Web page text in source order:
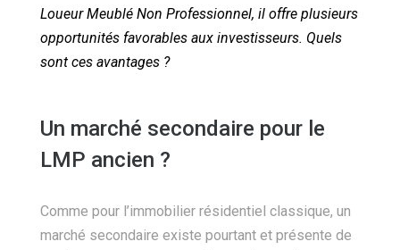
Loueur Meublé Non Professionnel, il offre plusieurs
opportunités favorables aux investisseurs. Quels
sont ces avantages ?
Un marché secondaire pour le
LMP ancien ?
Comme pour l’immobilier résidentiel classique, un
marché secondaire existe pourtant et présente de